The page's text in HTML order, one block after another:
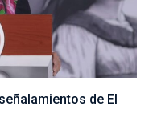
de El